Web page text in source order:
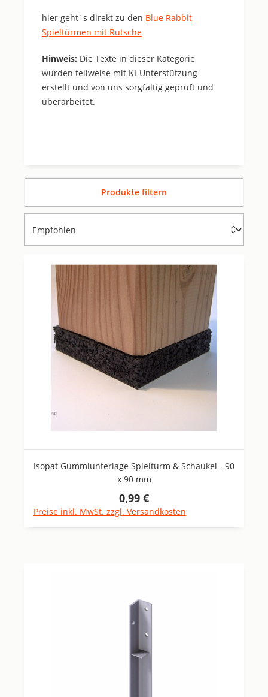
hier geht´s direkt zu den Blue Rabbit
Spieltürmen mit Rutsche
Hinweis: Die Texte in dieser Kategorie
wurden teilweise mit KI-Unterstützung
erstellt und von uns sorgfältig geprüft und
überarbeitet.
Produkte filtern
Isopat Gummiunterlage Spielturm & Schaukel - 90
x 90 mm
Regulärer Preis:
0,99 €
Preise inkl. MwSt. zzgl. Versandkosten